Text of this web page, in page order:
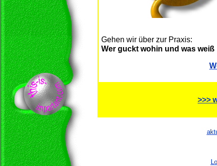
Gehen wir über zur Praxis:
Wer guckt wohin und was
>>>